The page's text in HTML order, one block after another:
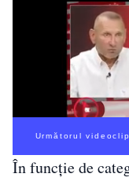
Următorul
În funcție de